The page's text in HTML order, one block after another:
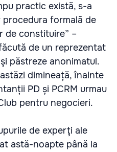
practic există, s-a
formală de
de constituire” –
de un reprezentat
păstreze anonimatul.
dimineață, înainte
PD și PCRM urmau
pentru negocieri.
de experţi ale
astă-noapte până la